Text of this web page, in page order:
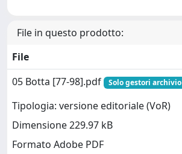
File in questo prodotto:
File
05 Botta [77-98].pdf
Solo gestori archivio
Tipologia: versione editoriale (VoR)
Dimensione 229.97 kB
Formato Adobe PDF